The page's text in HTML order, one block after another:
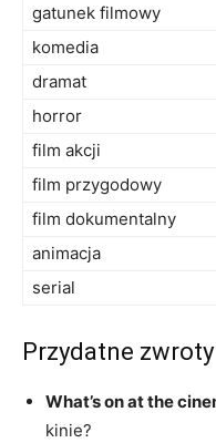
gatunek filmowy
komedia
dramat
horror
film akcji
film przygodowy
film dokumentalny
animacja
serial
Przydatne zwroty
What’s on at the
kinie?